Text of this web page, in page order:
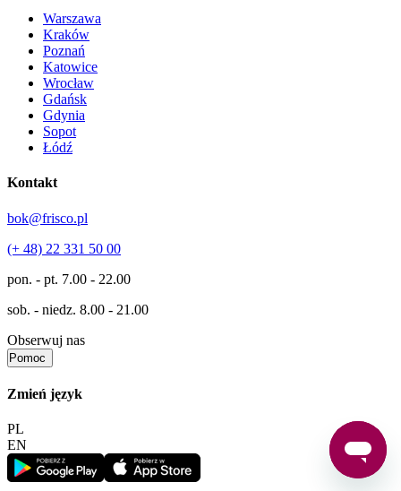
Warszawa
Kraków
Poznań
Katowice
Wrocław
Gdańsk
Gdynia
Sopot
Łódź
Kontakt
bok@frisco.pl
(+ 48) 22 331 50 00
pon. - pt. 7.00 - 22.00
sob. - niedz. 8.00 - 21.00
Obserwuj nas
Pomoc
Zmień język
PL
EN